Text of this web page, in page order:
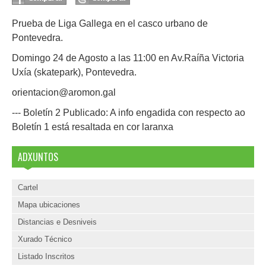
Prueba de Liga Gallega en el casco urbano de
Pontevedra.
Domingo 24 de Agosto a las 11:00 en Av.Raíña Victoria
Uxía (skatepark), Pontevedra.
orientacion@aromon.gal
--- Boletín 2 Publicado: A info engadida con respecto ao
Boletín 1 está resaltada en cor laranxa
ADXUNTOS
Cartel
Mapa ubicaciones
Distancias e Desniveis
Xurado Técnico
Listado Inscritos